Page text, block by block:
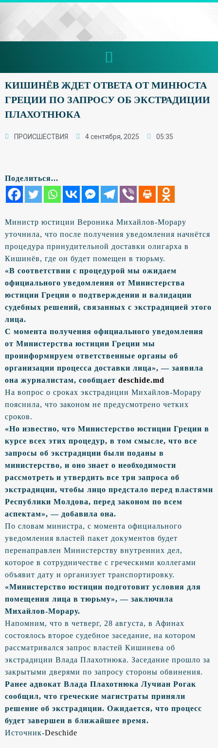
КИШИНЁВ ЖДЕТ ОТВЕТА ОТ МИНЮСТА
ГРЕЦИИ ПО ЗАПРОСУ ОБ ЭКСТРАДИЦИИ
ПЛАХОТНЮКА
ПРОИСШЕСТВИЯ 4 сентября, 2025 05:35
Поделиться...
Министр юстиции Вероника Михайлов-Морару
уточнила, что после получения уведомления начнётся
процедура принудительной доставки олигарха в
Кишинёв, где он будет помещен в тюрьму.
«В соответствии с процедурой мы ожидаем
официального уведомления от Министерства
юстиции Греции о подтверждении и валидации
судебных решений, связанных с экстрадицией этого
лица.
С момента получения официального уведомления
от Министерства юстиции Греции мы
проинформируем ответственные органы об
организации процесса доставки лица», — заявила
она журналистам, сообщает deschide.md
На вопрос о сроках экстрадиции Михайлов-Морару
пояснила, что законом не предусмотрено четких
сроков.
«Но известно, что Министерство юстиции Греции в
курсе всех этих процедур, в том смысле, что все
запросы об экстрадиции были поданы в
министерство, и оно знает о необходимости
рассмотреть и утвердить все три запроса об
экстрадиции, чтобы лицо предстало перед властями
Республики Молдова, перед законом по всем
аспектам», — добавила она.
По словам министра, с момента официального
уведомления властей пакет документов будет
перенаправлен Министерству внутренних дел,
которое в сотрудничестве с греческими коллегами
объявит дату и организует транспортировку.
«Министерство юстиции подготовит условия для
помещения лица в тюрьму», — заключила
Михайлов-Морару.
Напомним, что в четверг, 28 августа, в Афинах
состоялось второе судебное заседание, на котором
рассматривался запрос властей Кишинева об
экстрадиции Влада Плахотнюка. Заседание прошло за
закрытыми дверями по запросу стороны обвинения.
Ранее адвокат Влада Плахотнюка Лучиан Рогак
сообщил, что греческие магистраты приняли
решение об экстрадиции. Ожидается, что процесс
будет завершен в ближайшее время.
Источник-Deschide